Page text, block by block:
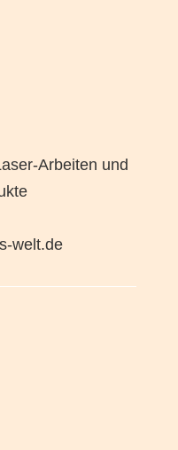
Arbeiten und
welt.de